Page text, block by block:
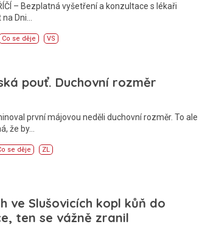
– Bezplatná vyšetření a konzultace s lékaři
Dni…
Co se děje VS
pouť. Duchovní rozměr
první májovou neděli duchovní rozměr. To ale
že by…
se děje ZL
ve Slušovicích kopl kůň do
ten se vážně zranil